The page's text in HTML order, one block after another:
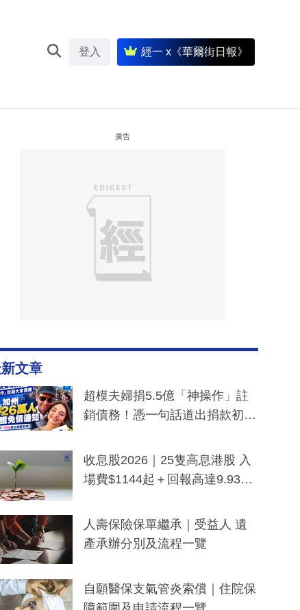
登入 經一 x《華爾街日報》
廣告
文章
超模夫婦捐5.5億「神操作」註
銷債務！憑一句話道出捐款初
一度被誤當詐騙手段
收息股2026｜25隻高息港股 入
場費$1144起＋回報高達9.93
人壽保險保單繼承｜受益人 遺
產承辦分別及流程一覽
自願醫保支氣管炎索償｜住院保